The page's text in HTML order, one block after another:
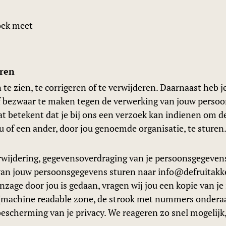
meet
zien, te corrigeren of te verwijderen. Daarnaast
te maken tegen de verwerking van jouw
betekent dat je bij ons een verzoek kan indienen om
een ander, door jou genoemde organisatie, te sturen.
gegevensoverdraging van je
jouw persoonsgegevens sturen naar
door jou is gedaan, vragen wij jou een kopie van
readable zone, de strook met nummers
van je privacy. We reageren zo snel